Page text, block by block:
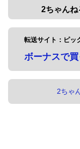
2ちゃんね
転送サイト：ピッ
ボーナスで
2ちゃ